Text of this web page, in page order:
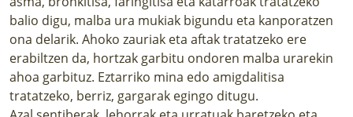
balio digu, malba ura mukiak bigundu eta kanporatzen
ona delarik. Ahoko zauriak eta aftak tratatzeko ere
erabiltzen da, hortzak garbitu ondoren malba urarekin
ahoa garbituz. Eztarriko mina edo amigdalitisa
tratatzeko, berriz, gargarak egingo ditugu.